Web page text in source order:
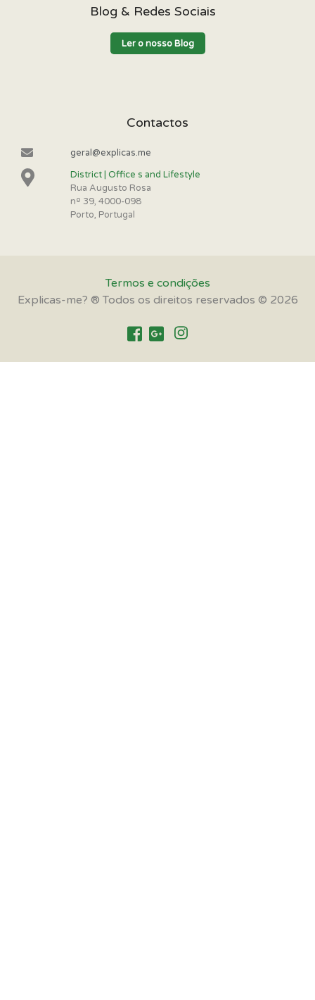
Blog & Redes Sociais
Ler o nosso Blog
Contactos
geral@explicas.me
District | Office s and Lifestyle
Rua Augusto Rosa
nº 39, 4000-098
Porto, Portugal
Termos e condições
Explicas-me? ® Todos os direitos reservados © 2026